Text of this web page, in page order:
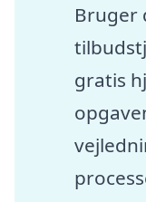
Bruger
gratis